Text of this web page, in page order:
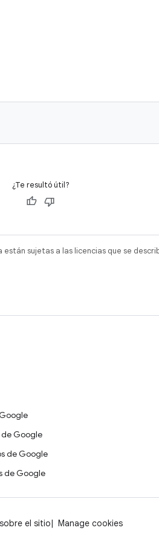
¿Te resultó útil?
sujetas a las licencias que se
Google
de Google
de Google
el sitio Manage cookies